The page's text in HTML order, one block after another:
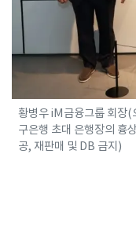
황병우 iM금융그룹 회장(
구은행 초대 은행장의 흉
공, 재판매 및 DB 금지)